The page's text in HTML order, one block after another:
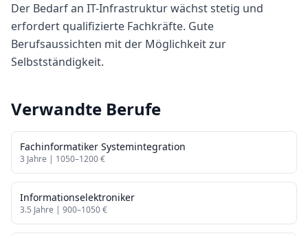
Der Bedarf an IT-Infrastruktur wächst stetig und
erfordert qualifizierte Fachkräfte. Gute
Berufsaussichten mit der Möglichkeit zur
Selbstständigkeit.
Verwandte Berufe
Fachinformatiker Systemintegration
3 Jahre | 1050–1200€
Informationselektroniker
3.5 Jahre | 900–1050€